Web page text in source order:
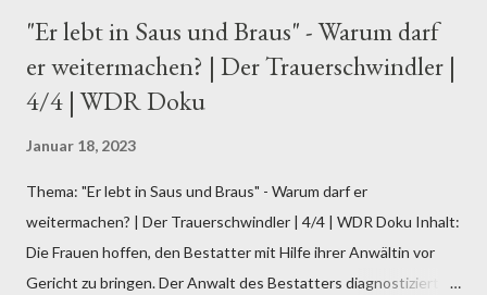
"Er lebt in Saus und Braus" - Warum darf
er weitermachen? | Der Trauerschwindler |
4/4 | WDR Doku
Januar 18, 2023
Thema: "Er lebt in Saus und Braus" - Warum darf er
weitermachen? | Der Trauerschwindler | 4/4 | WDR Doku Inhalt:
Die Frauen hoffen, den Bestatter mit Hilfe ihrer Anwältin vor
Gericht zu bringen. Der Anwalt des Bestatters diagnostiziert